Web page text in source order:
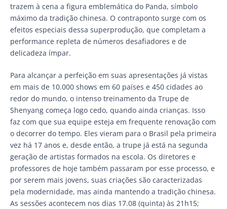
trazem à cena a figura emblemática do Panda, símbolo
máximo da tradição chinesa. O contraponto surge com os
efeitos especiais dessa superprodução, que completam a
performance repleta de números desafiadores e de
delicadeza ímpar.
Para alcançar a perfeição em suas apresentações já vistas
em mais de 10.000 shows em 60 países e 450 cidades ao
redor do mundo, o intenso treinamento da Trupe de
Shenyang começa logo cedo, quando ainda crianças. Isso
faz com que sua equipe esteja em frequente renovação com
o decorrer do tempo. Eles vieram para o Brasil pela primeira
vez há 17 anos e, desde então, a trupe já está na segunda
geração de artistas formados na escola. Os diretores e
professores de hoje também passaram por esse processo, e
por serem mais jovens, suas criações são caracterizadas
pela modernidade, mas ainda mantendo a tradição chinesa.
As sessões acontecem nos dias 17.08 (quinta) às 21h15;